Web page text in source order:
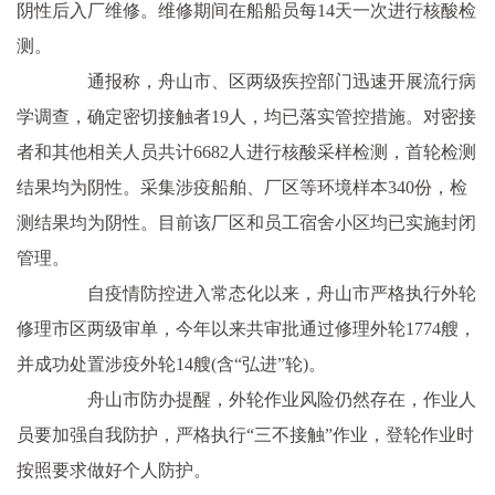
阴性后入厂维修。维修期间在船船员每14天一次进行核酸检
测。
通报称，舟山市、区两级疾控部门迅速开展流行病
学调查，确定密切接触者19人，均已落实管控措施。对密接
者和其他相关人员共计6682人进行核酸采样检测，首轮检测
结果均为阴性。采集涉疫船舶、厂区等环境样本340份，检
测结果均为阴性。目前该厂区和员工宿舍小区均已实施封闭
管理。
自疫情防控进入常态化以来，舟山市严格执行外轮
修理市区两级审单，今年以来共审批通过修理外轮1774艘，
并成功处置涉疫外轮14艘(含“弘进”轮)。
舟山市防办提醒，外轮作业风险仍然存在，作业人
员要加强自我防护，严格执行“三不接触”作业，登轮作业时
按照要求做好个人防护。